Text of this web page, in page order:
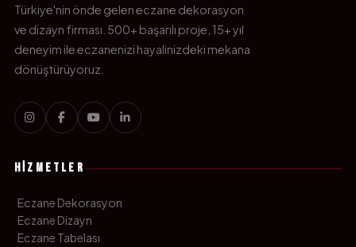
Türkiye'nin önde gelen eczane dekorasyon
ve dizayn firması. 500+ başarılı proje, 15+ yıl
deneyim ile eczanenizi hayalinizdeki mekana
dönüştürüyoruz.
HIZMETLER
Eczane Dekorasyon
Eczane Dizayn
Eczane Tabelası